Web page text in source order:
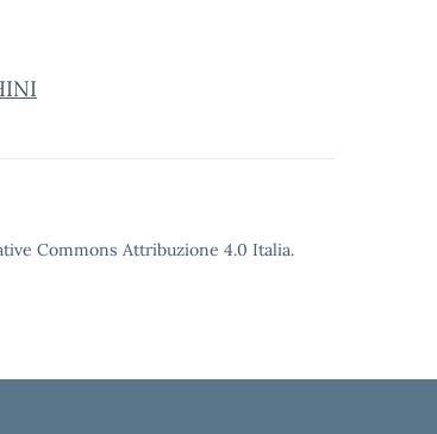
Commons Attribuzione 4.0 Italia.